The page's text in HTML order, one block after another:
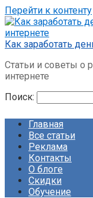
Перейти к контенту
Как заработать
Статьи и советы о
интернете
Поиск:
Главная
Все статьи
Реклама
Контакты
О блоге
Скидки
Обучение